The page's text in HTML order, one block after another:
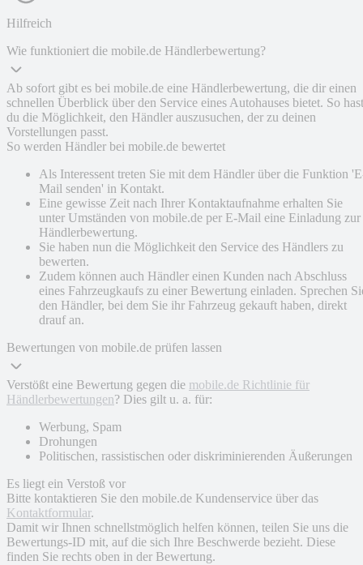
Hilfreich
Wie funktioniert die mobile.de Händlerbewertung?
Ab sofort gibt es bei mobile.de eine Händlerbewertung, die dir einen
schnellen Überblick über den Service eines Autohauses bietet. So hast
du die Möglichkeit, den Händler auszusuchen, der zu deinen
Vorstellungen passt.
So werden Händler bei mobile.de bewertet
Als Interessent treten Sie mit dem Händler über die Funktion
Mail senden' in Kontakt.
Eine gewisse Zeit nach Ihrer Kontaktaufnahme erhalten Sie
unter Umständen von mobile.de per E-Mail eine Einladung zur
Händlerbewertung.
Sie haben nun die Möglichkeit den Service des Händlers zu
bewerten.
Zudem können auch Händler einen Kunden nach Abschluss
eines Fahrzeugkaufs zu einer Bewertung einladen. Sprechen
den Händler, bei dem Sie ihr Fahrzeug gekauft haben, direkt
drauf an.
Bewertungen von mobile.de prüfen lassen
Verstößt eine Bewertung gegen die mobile.de Richtlinie für
Händlerbewertungen? Dies gilt u. a. für:
Werbung, Spam
Drohungen
Politischen, rassistischen oder diskriminierenden Äußerungen
Es liegt ein Verstoß vor
Bitte kontaktieren Sie den mobile.de Kundenservice über das
Kontaktformular.
Damit wir Ihnen schnellstmöglich helfen können, teilen Sie uns die
Bewertungs-ID mit, auf die sich Ihre Beschwerde bezieht. Diese
finden Sie rechts oben in der Bewertung.